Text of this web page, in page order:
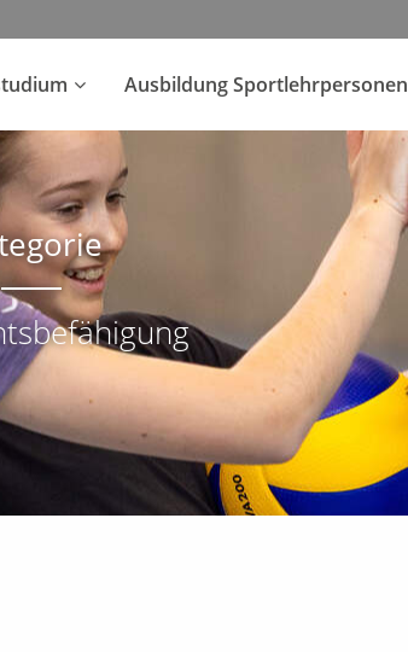
Ausbildung Sportlehrpersonen